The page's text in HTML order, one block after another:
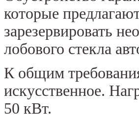
которые
зарезервировать
лобового стекла
К общим
искусственное.
50 кВт.